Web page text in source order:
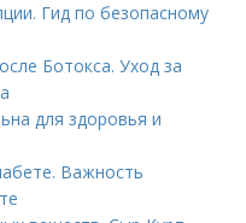
Гид по безопасному
Ботокса. Уход за
для здоровья и
Важность